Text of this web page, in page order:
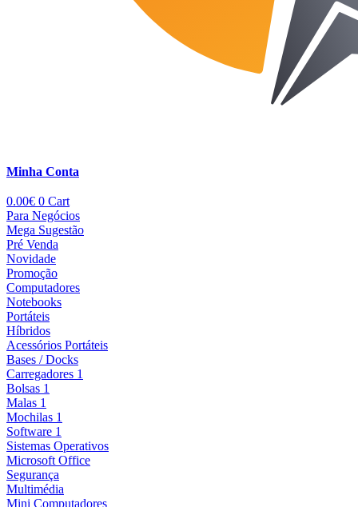
Minha Conta
0.00€ 0 Cart
Para Negócios
Mega Sugestão
Pré Venda
Novidade
Promoção
Computadores
Notebooks
Portáteis
Híbridos
Acessórios Portáteis
Bases / Docks
Carregadores 1
Bolsas 1
Malas 1
Mochilas 1
Software 1
Sistemas Operativos
Microsoft Office
Segurança
Multimédia
Mini Computadores